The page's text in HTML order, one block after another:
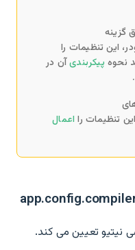
گزینه
این تنظیمات را
نحوه پیکربندیآن در
این تنظیمات را اعمال
نیتیو تعیین می کند.